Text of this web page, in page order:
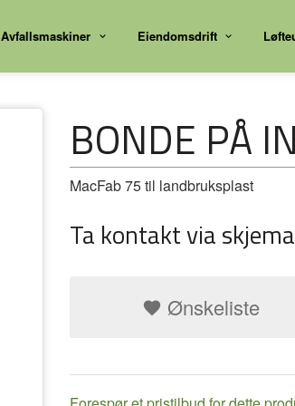
Avfallsmaskiner Eiendomsdrift
BONDE PÅ
MacFab 75 til landbruksplast
Ta kontakt via
Ønskeliste